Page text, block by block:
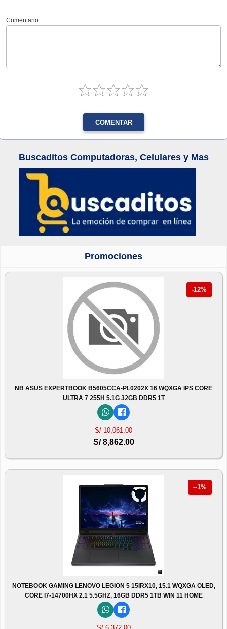
Comentario
COMENTAR
Buscaditos Computadoras, Celulares y Mas
Promociones
-12%
NB ASUS EXPERTBOOK B5605CCA-PL0202X 16 WQXGA IPS CORE
ULTRA 7 255H 5.1G 32GB DDR5 1T
S/ 10,061.00
S/ 8,862.00
--1%
NOTEBOOK GAMING LENOVO LEGION 5 15IRX10, 15.1 WQXGA OLED,
CORE I7-14700HX 2.1 5.5GHZ, 16GB DDR5 1TB WIN 11 HOME